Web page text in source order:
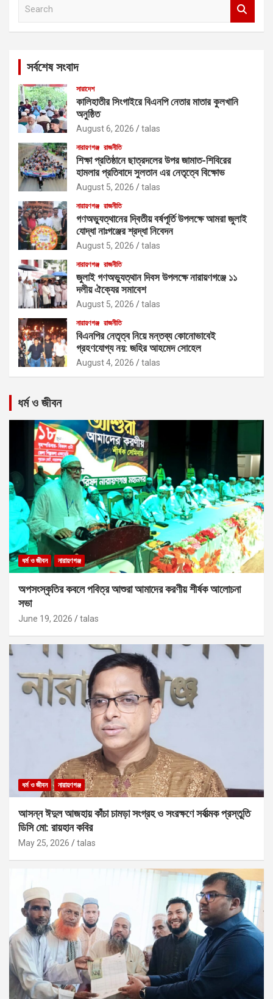
সর্বশেষ সংবাদ
সারাদেশ
কালিহাতীর সিংগাইরে বিএনপি নেতার মাতার কুলখানি
অনুষ্ঠিত
August 6, 2026 talas
নারায়ণগঞ্জ রাজনীতি
শিক্ষা প্রতিষ্ঠানে ছাত্রদলের উপর জামাত-শিবিরের
হামলার প্রতিবাদে সুলতান এর নেতৃত্বে বিক্ষোভ
August 5, 2026 talas
নারায়ণগঞ্জ রাজনীতি
গণঅভ্যুত্থানের দ্বিতীয় বর্ষপূর্তি উপলক্ষে আমরা জুলাই
যোদ্ধা নাঃগঞ্জের শ্রদ্ধা নিবেদন
August 5, 2026 talas
নারায়ণগঞ্জ রাজনীতি
জুলাই গণঅভ্যুত্থান দিবস উপলক্ষে নারায়ণগঞ্জে ১১
দলীয় ঐক্যের সমাবেশ
August 5, 2026 talas
নারায়ণগঞ্জ রাজনীতি
বিএনপির নেতৃত্ব নিয়ে মন্তব্য কোনোভাবেই
গ্রহণযোগ্য নয়: জহির আহমেদ সোহেল
August 4, 2026 talas
ধর্ম ও জীবন
ধর্ম ও জীবন নারায়ণগঞ্জ
অপসংস্কৃতির কবলে পবিত্র আশুরা আমাদের করণীয় শীর্ষক আলোচনা
সভা
June 19, 2026 talas
ধর্ম ও জীবন নারায়ণগঞ্জ
আসন্ন ঈদুল আজহায় কাঁচা চামড়া সংগ্রহ ও সংরক্ষণে সর্বাত্মক প্রস্তুতি
ডিসি মো: রায়হান কবির
May 25, 2026 talas